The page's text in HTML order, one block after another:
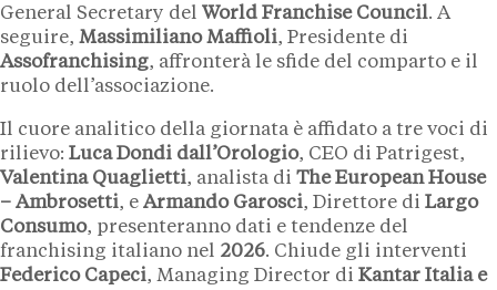
General Secretary del World Franchise Council. A
seguire, Massimiliano Maffioli, Presidente di
Assofranchising, affronterà le sfide del comparto e il
ruolo dell’associazione.
Il cuore analitico della giornata è affidato a tre voci di
rilievo: Luca Dondi dall’Orologio, CEO di Patrigest,
Valentina Quaglietti, analista di The European House
– Ambrosetti, e Armando Garosci, Direttore di Largo
Consumo, presenteranno dati e tendenze del
franchising italiano nel 2026. Chiude gli interventi
Federico Capeci, Managing Director di Kantar Italia e